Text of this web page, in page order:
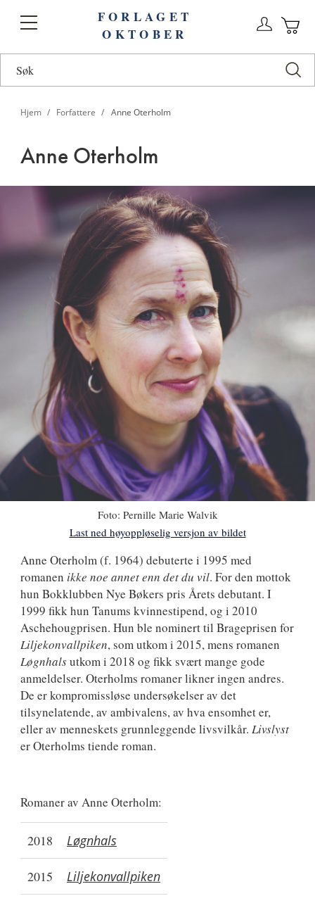
Toggle
FORLAGET
OKTOBER
Hjem Forfattere Anne Oterholm
Anne Oterholm
Foto: Pernille Marie Walvik
Last ned høyoppløselig versjon av bildet
Anne
Oterholm
Anne Oterholm(f. 1964) debuterte i 1995 med
romanen ikke noe annet enn det du vil. For den mottok
hun Bokklubben Nye Bøkers pris Årets debutant. I
1999 fikk hun Tanums kvinnestipend, og i 2010
Aschehougprisen. Hun ble nominert til Brageprisen for
Liljekonvallpiken, som utkom i 2015, mens romanen
Løgnhalsutkom i 2018 og fikk svært mange gode
anmeldelser. Oterholms romaner likner ingen andres.
De er kompromissløse undersøkelser av det
tilsynelatende, av ambivalens, av hva ensomhet er,
eller av menneskets grunnleggende livsvilkår. Livslyst
er Oterholms tiende roman.
Romaner av Anne Oterholm:
2018 Løgnhals
2015 Liljekonvallpiken